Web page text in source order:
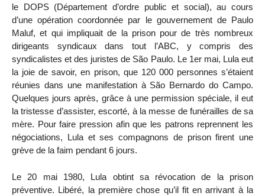
le DOPS (Département d’ordre public et social), au cours
d’une opération coordonnée par le gouvernement de Paulo
Maluf, et qui impliquait de la prison pour de très nombreux
dirigeants syndicaux dans tout l’ABC, y compris des
syndicalistes et des juristes de São Paulo. Le 1er mai, Lula eut
la joie de savoir, en prison, que 120 000 personnes s’étaient
réunies dans une manifestation à São Bernardo do Campo.
Quelques jours après, grâce à une permission spéciale, il eut
la tristesse d’assister, escorté, à la messe de funérailles de sa
mère. Pour faire pression afin que les patrons reprennent les
négociations, Lula et ses compagnons de prison firent une
grève de la faim pendant 6 jours.
Le 20 mai 1980, Lula obtint sa révocation de la prison
préventive. Libéré, la première chose qu’il fit en arrivant à la